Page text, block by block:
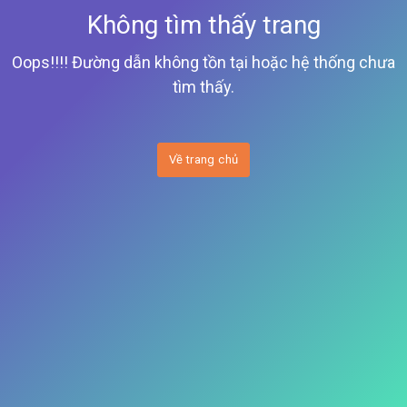
Không tìm thấy trang
Oops!!!! Đường dẫn không tồn tại hoặc hệ thống chưa
tìm thấy.
Về trang chủ